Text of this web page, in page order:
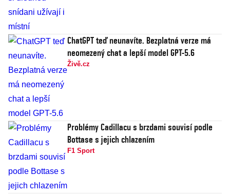
ChatGPT teď neunavíte. Bezplatná verze má
neomezený chat a lepší model GPT-5.6
Živě.cz
Problémy Cadillacu s brzdami souvisí podle
Bottase s jejich chlazením
F1 Sport